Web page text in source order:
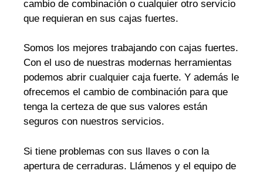
cambio de combinación o cualquier otro servicio
que requieran en sus cajas fuertes.
Somos los mejores trabajando con cajas fuertes.
Con el uso de nuestras modernas herramientas
podemos abrir cualquier caja fuerte. Y además le
ofrecemos el cambio de combinación para que
tenga la certeza de que sus valores están
seguros con nuestros servicios.
Si tiene problemas con sus llaves o con la
apertura de cerraduras. Llámenos y el equipo de